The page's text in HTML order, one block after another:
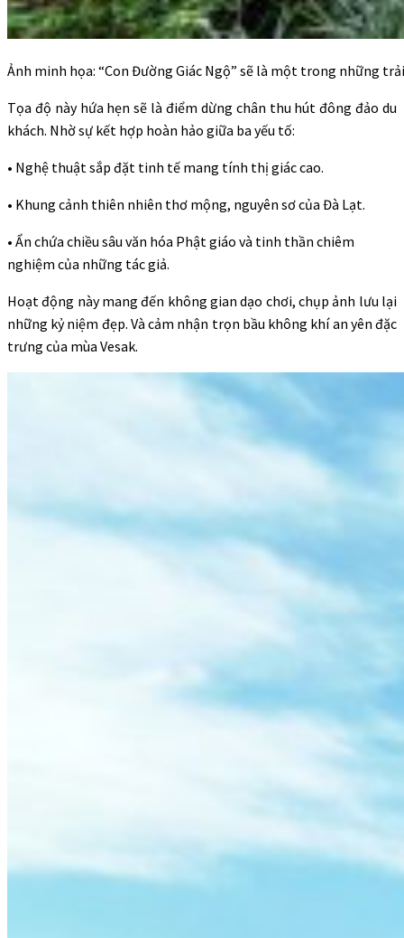
Ảnh minh họa: “Con Đường Giác Ngộ” sẽ là một trong những
Tọa độ này hứa hẹn sẽ là điểm dừng chân thu hút đông đảo du
khách. Nhờ sự kết hợp hoàn hảo giữa ba yếu tố:
• Nghệ thuật sắp đặt tinh tế mang tính thị giác cao.
• Khung cảnh thiên nhiên thơ mộng, nguyên sơ của Đà Lạt.
• Ẩn chứa chiều sâu văn hóa Phật giáo và tinh thần chiêm
nghiệm của những tác giả.
Hoạt động này mang đến không gian dạo chơi, chụp ảnh lưu lại
những kỷ niệm đẹp. Và cảm nhận trọn bầu không khí an yên đặc
trưng của mùa Vesak.